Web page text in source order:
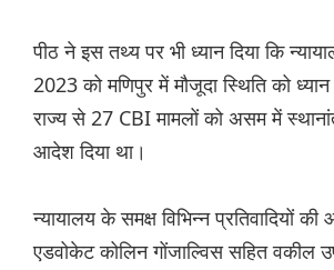
पीठ ने इस तथ्य पर भी ध्यान दिया कि
2023 को मणिपुर में मौजूदा स्थिति को
राज्य से 27 CBI मामलों को असम में
आदेश दिया था।
न्यायालय के समक्ष विभिन्न प्रतिवादियों
एडवोकेट कोलिन गोंजाल्विस सहित वकील